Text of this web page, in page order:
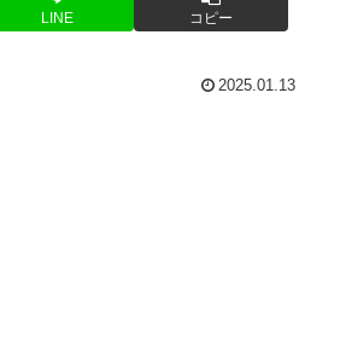
LINE コピー
2025.01.13